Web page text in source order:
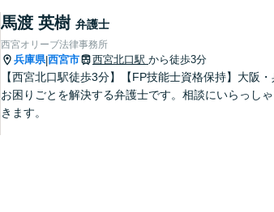
馬渡 英樹 弁護士
西宮オリーブ法律事務所
兵庫県|西宮市 西宮北口駅 から徒歩3分
【西宮北口駅徒歩3分】【FP技能士資格保持】大阪
お困りごとを解決する弁護士です。相談にいらっし
きます。